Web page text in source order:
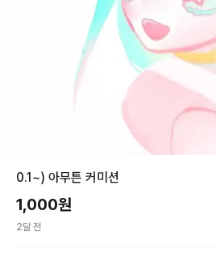
0.1~) 아무튼 커미션
1,000원
2달 전